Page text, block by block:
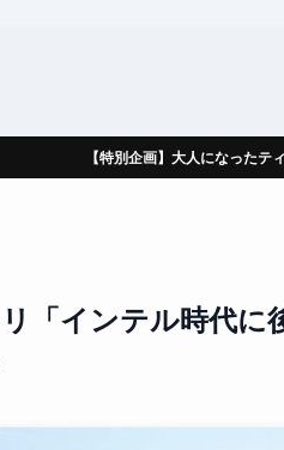
【特別企画】大人になった
「インテル時代